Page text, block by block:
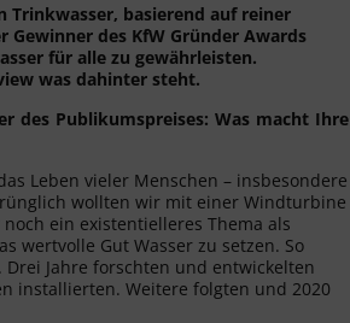
Trinkwasser, basierend auf reiner
Gewinner des KfW Gründer Awards
für alle zu gewährleisten.
was dahinter steht.
des Publikumspreises: Was macht Ihre
Leben vieler Menschen – insbesondere
wollten wir mit einer Windturbine
ein existentielleres Thema als
wertvolle Gut Wasser zu setzen. So
Jahre forschten und entwickelten
installierten. Weitere folgten und 2020